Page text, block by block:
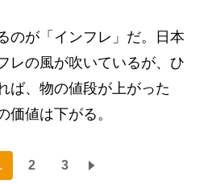
のが「インフレ」だ。日本
レの風が吹いているが、ひ
ば、物の値段が上がった
価値は下がる。
2 3